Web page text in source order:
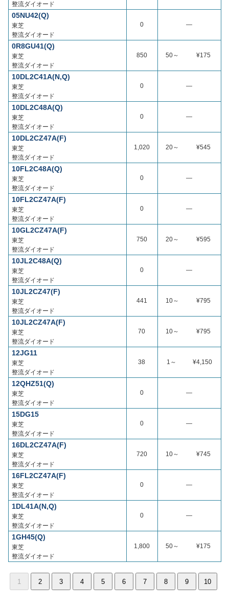
整流ダイオード
05NU42(Q)
東芝
整流ダイオード
0 ―
0R8GU41(Q)
東芝
整流ダイオード
850 50～ ¥175
10DL2C41A(N,Q)
東芝
整流ダイオード
0 ―
10DL2C48A(Q)
東芝
整流ダイオード
0 ―
10DL2CZ47A(F)
東芝
整流ダイオード
1,020 20～ ¥545
10FL2C48A(Q)
東芝
整流ダイオード
0 ―
10FL2CZ47A(F)
東芝
整流ダイオード
0 ―
10GL2CZ47A(F)
東芝
整流ダイオード
750 20～ ¥595
10JL2C48A(Q)
東芝
整流ダイオード
0 ―
10JL2CZ47(F)
東芝
整流ダイオード
441 10～ ¥795
10JL2CZ47A(F)
東芝
整流ダイオード
70 10～ ¥795
12JG11
東芝
整流ダイオード
38 1～ ¥4,150
12QHZ51(Q)
東芝
整流ダイオード
0 ―
15DG15
東芝
整流ダイオード
0 ―
16DL2CZ47A(F)
東芝
整流ダイオード
720 10～ ¥745
16FL2CZ47A(F)
東芝
整流ダイオード
0 ―
1DL41A(N,Q)
東芝
整流ダイオード
0 ―
1GH45(Q)
東芝
整流ダイオード
1,800 50～ ¥175
1